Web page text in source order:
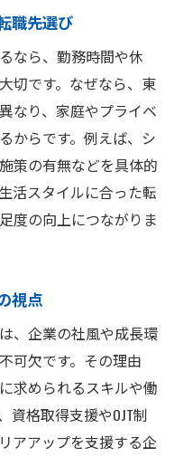
職先選び
なら、勤務時間や休
切です。なぜなら、東
なり、家庭やプライベ
からです。例えば、シ
策の有無などを具体的
活スタイルに合った転
度の向上につながりま
視点
、企業の社風や成長環
可欠です。その理由
求められるスキルや働
資格取得支援やOJT制
アアップを支援する企